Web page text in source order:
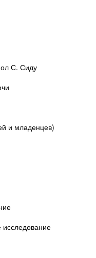
С. Сиду
и младенцев)